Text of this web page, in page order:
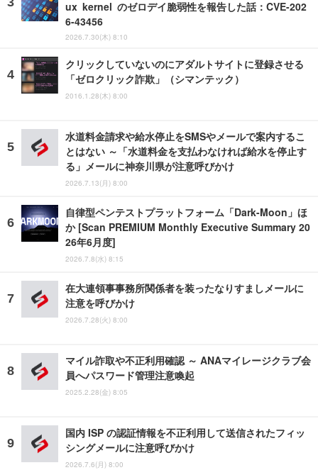
ux kernel のゼロデイ脆弱性を報告した話：CVE-202
6-43456
2026.7.30(木) 8:10
クリックしていないのにアダルトサイトに登録させる
「ゼロクリック詐欺」（シマンテック）
2016.1.28(木) 8:00
水道料金請求や給水停止をSMSやメールで案内するこ
とはない ～「水道料金を支払わなければ給水を停止す
る」メールに神奈川県が注意呼びかけ
2026.7.13(月) 8:00
自律型ペンテストプラットフォーム「Dark-Moon」ほ
か [Scan PREMIUM Monthly Executive Summary 20
26年6月度]
2026.7.8(水) 8:15
在大連領事事務所関係者を装ったなりすましメールに
注意を呼びかけ
2026.7.28(火) 8:00
マイル詐取や不正利用確認 ～ ANAマイレージクラブ会
員へパスワード管理注意喚起
2025.2.28(金) 8:05
国内 ISP の認証情報を不正利用して送信されたフィッ
シングメールに注意呼びかけ
2026.7.6(月) 8:00